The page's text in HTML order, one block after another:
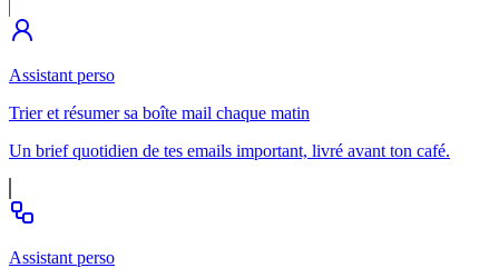
Assistant perso
Trier et résumer sa boîte mail chaque matin
Un brief quotidien de tes emails important, livré avant ton café.
Assistant perso